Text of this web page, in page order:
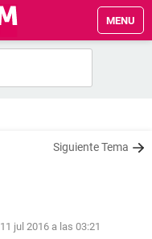
MENU
Siguiente Tema
11 jul 2016 a las 03:21